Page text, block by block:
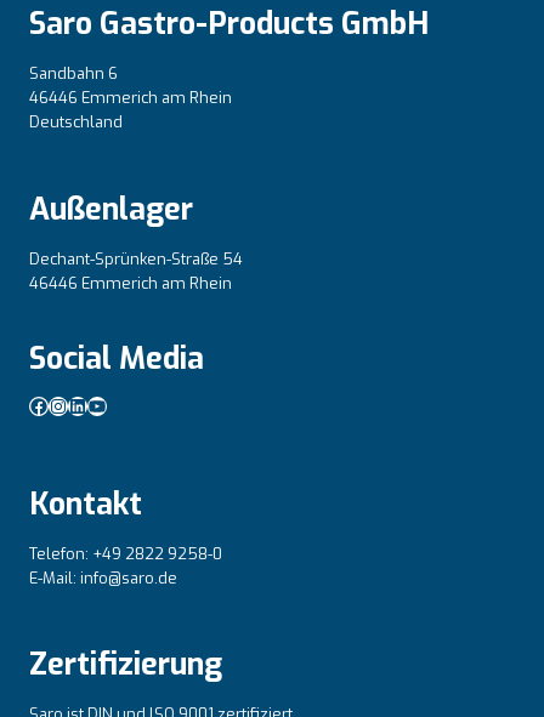
Saro Gastro-Products GmbH
Sandbahn 6
46446 Emmerich am Rhein
Deutschland
Außenlager
Dechant-Sprünken-Straße 54
46446 Emmerich am Rhein
Social Media
Facebook
Instagram
LinkedIn
YouTube
Kontakt
Telefon: +49 2822 9258-0
E-Mail: info@saro.de
Zertifizierung